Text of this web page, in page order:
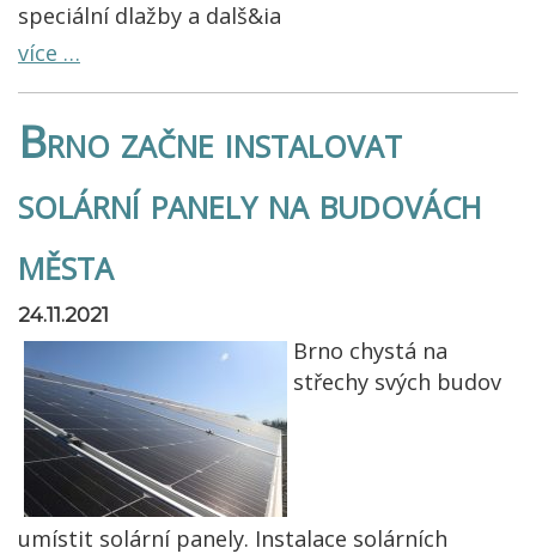
speciální dlažby a dalš&ia
více …
Brno začne instalovat
solární panely na budovách
města
24.11.2021
Brno chystá na
střechy svých budov
umístit solární panely. Instalace solárních